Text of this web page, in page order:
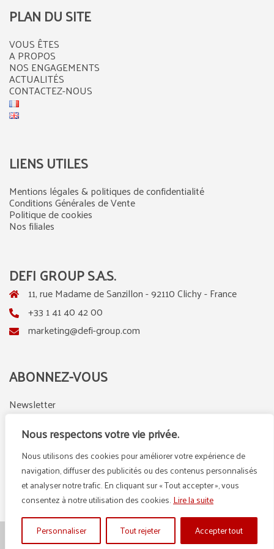
Nous respectons votre vie privée.
Nous utilisons des cookies pour améliorer votre expérience de
navigation, diffuser des publicités ou des contenus personnalisés
et analyser notre trafic. En cliquant sur « Tout accepter », vous
consentez à notre utilisation des cookies.Lire la suite
Personnaliser
Tout rejeter Accepter tout
PLAN DU SITE
VOUS ÊTES
A PROPOS
NOS ENGAGEMENTS
ACTUALITÉS
CONTACTEZ-NOUS
LIENS UTILES
Mentions légales & politiques de confidentialité
Conditions Générales de Vente
Politique de cookies
Nos filiales
DEFI GROUP S.A.S.
11, rue Madame de Sanzillon - 92110 Clichy - France
+33 1 41 40 42 00
marketing@defi-group.com
ABONNEZ-VOUS
Newsletter
LinkedIn
Instagram
© {2025} DEFI GROUP